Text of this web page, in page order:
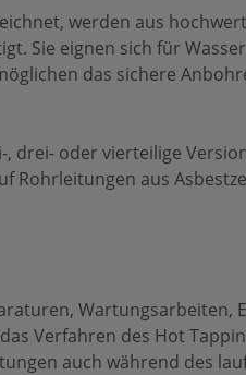
werden aus
Sie eignen sich für
das sichere
drei- oder vierteilige
aus
Wartungsarbeiten,
Verfahren des Hot
auch während des